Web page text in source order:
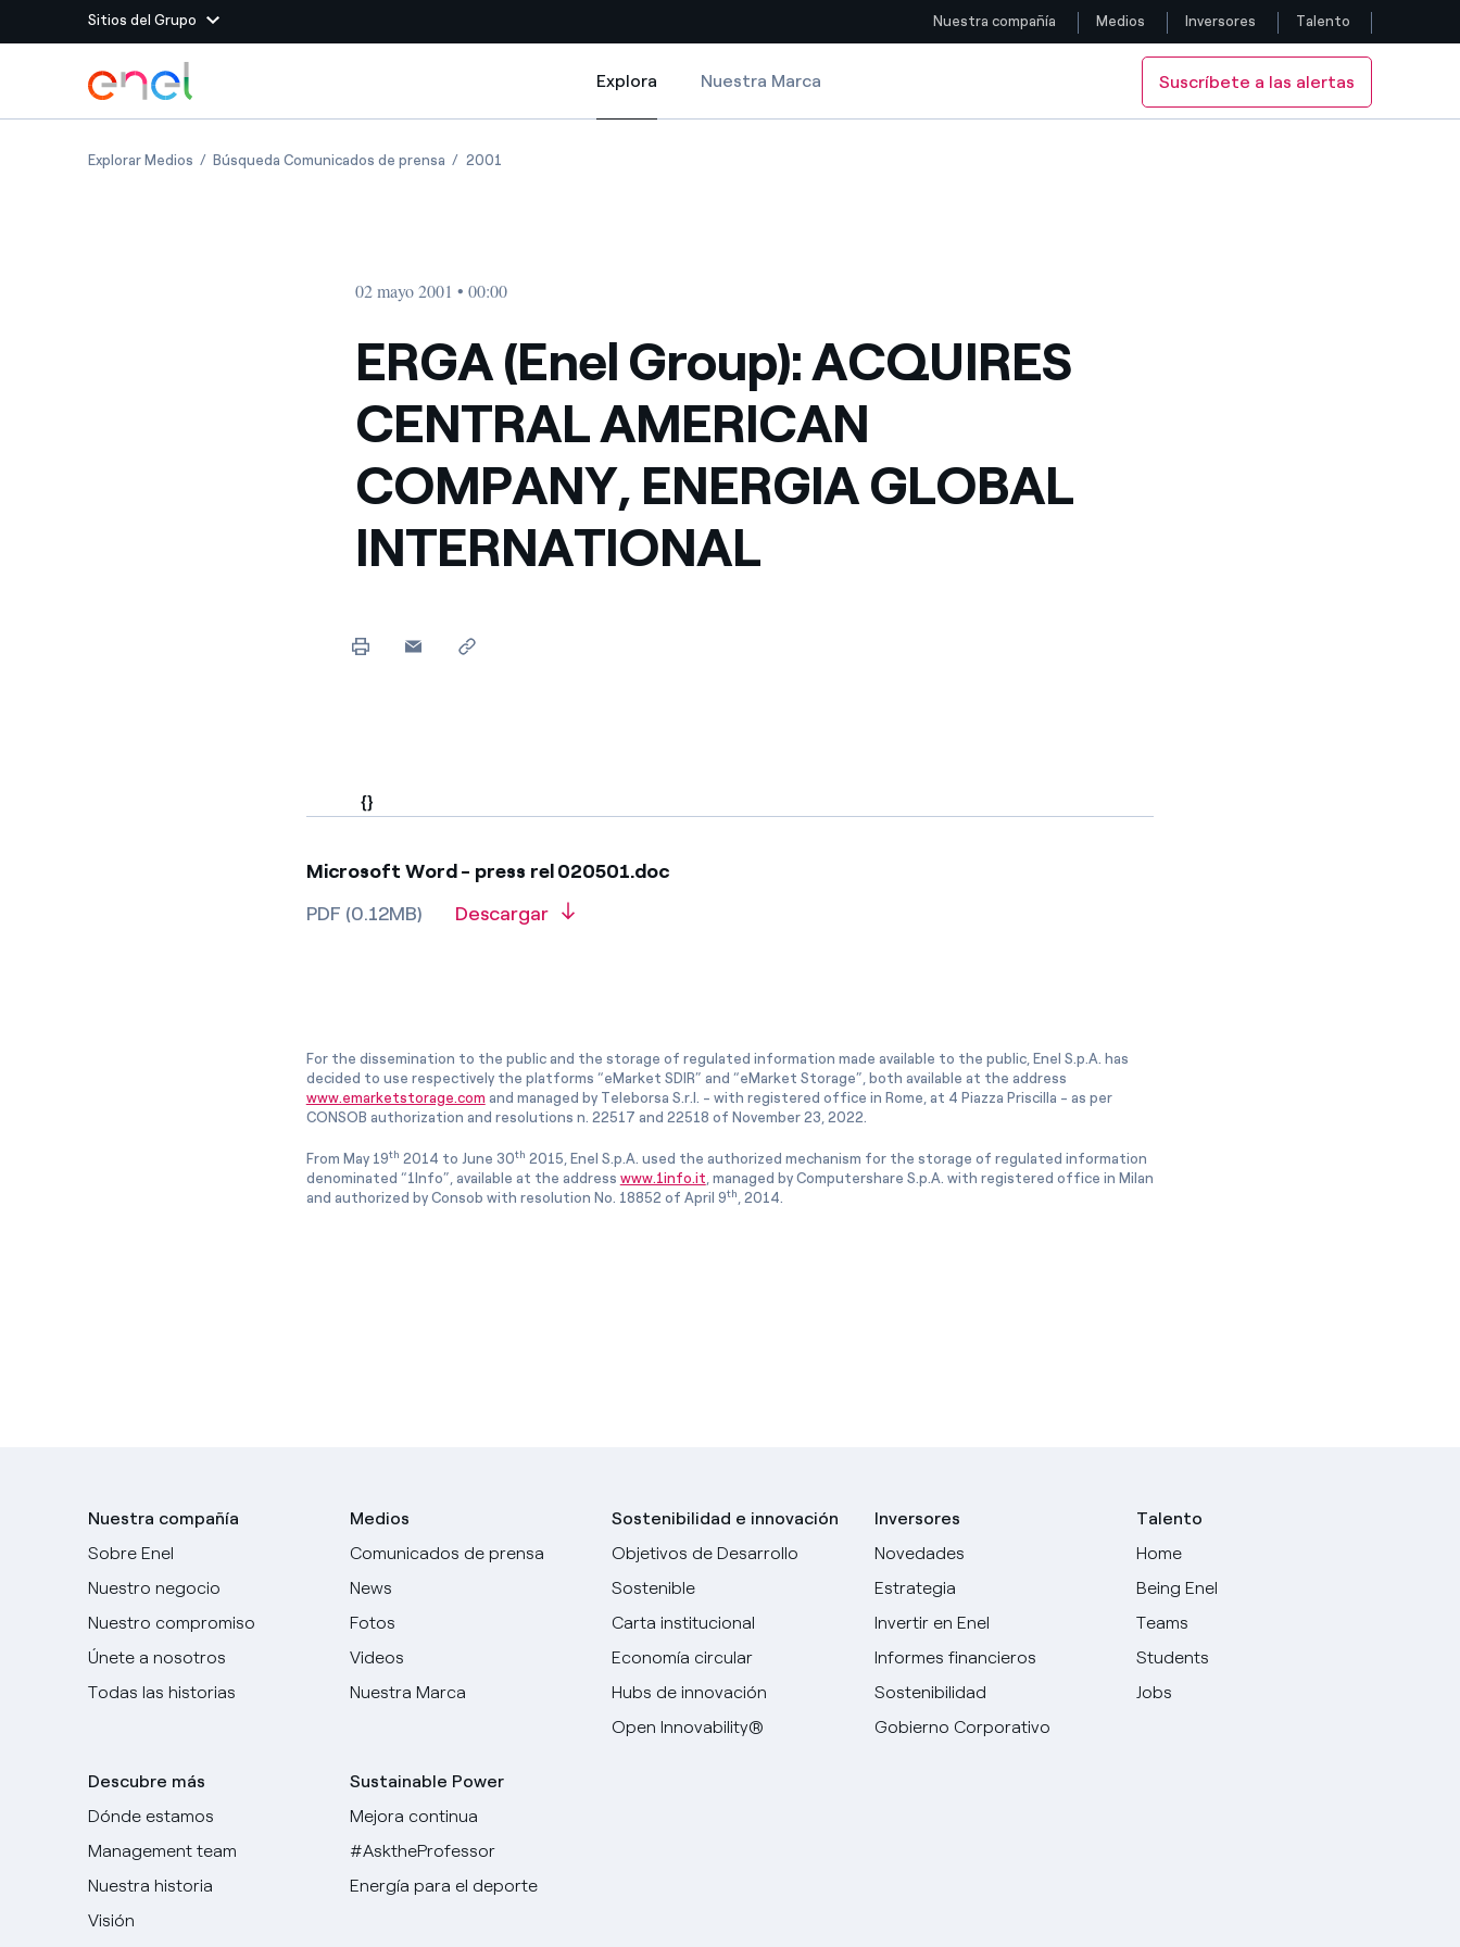
Sitios del Grupo
Sitios del Grupo
Enel Green Power Producimos energía limpia con recursos renovables
Maximizamos la creación de valor gracias a la
relación con nuestros proveedores
energía limpia
Formas de denunciar por infracción de nuestras
Sitios del país
Colombia
Iberia
Italia
Norteamérica
Siga con nosotros
Dirígete al contenido principal
Nuestra compañía Medios Inversores Talento
Explora
Explora
Nuestra Marca Suscríbete a las alertas
Explorar MediosERGA (Enel Group): ACQUIRES CENTRAL AMERICAN COMPANY, ENERGIA GLOBAL INTERNATIONAL
Búsqueda Comunicados de prensa ERGA (Enel Group): ACQUIRES CENTRAL AMERICAN COMPANY, ENERGIA GLOBAL INTERNATIONAL
2001ERGA (Enel Group): ACQUIRES CENTRAL AMERICAN COMPANY, ENERGIA GLOBAL INTERNATIONAL
02 mayo 2001 • 00:00
ERGA (Enel Group): ACQUIRES
CENTRAL AMERICAN
COMPANY, ENERGIA GLOBAL
INTERNATIONAL
{}
Microsoft Word - press rel 020501.doc
PDF (0.12MB)
Descargar
For the dissemination to the public and the storage of regulated information made available to the public, Enel S.p.A. has
decided to use respectively the platforms “eMarket SDIR” and “eMarket Storage”, both available at the address
www.emarketstorage.com and managed by Teleborsa S.r.l. - with registered office in Rome, at 4 Piazza Priscilla - as per
CONSOB authorization and resolutions n. 22517 and 22518 of November 23, 2022.
From May 19th 2014 to June 30th 2015, Enel S.p.A. used the authorized mechanism for the storage of regulated information
denominated “1Info”, available at the address www.1info.it, managed by Computershare S.p.A. with registered office in Milan
and authorized by Consob with resolution No. 18852 of April 9th, 2014.
Nuestra compañía
Sobre Enel
Nuestro negocio
Nuestro compromiso
Únete a nosotros
Todas las historias
Descubre más
Dónde estamos
Management team
Nuestra historia
Visión
Medios
Comunicados de prensa
News
Fotos
Videos
Nuestra Marca
Sustainable Power
Mejora continua
#AsktheProfessor
Energía para el deporte
Sostenibilidad e innovación
Objetivos de Desarrollo
Sostenible
Carta institucional
Economía circular
Hubs de innovación
Open Innovability®
Inversores
Novedades
Estrategia
Invertir en Enel
Informes financieros
Sostenibilidad
Gobierno Corporativo
Talento
Home
Being Enel
Teams
Students
Jobs
Elige tu idioma